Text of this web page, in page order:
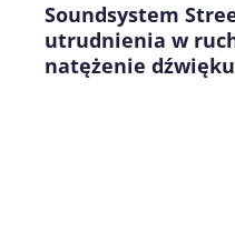
Soundsystem
utrudnienia w
natężenie dźwięku